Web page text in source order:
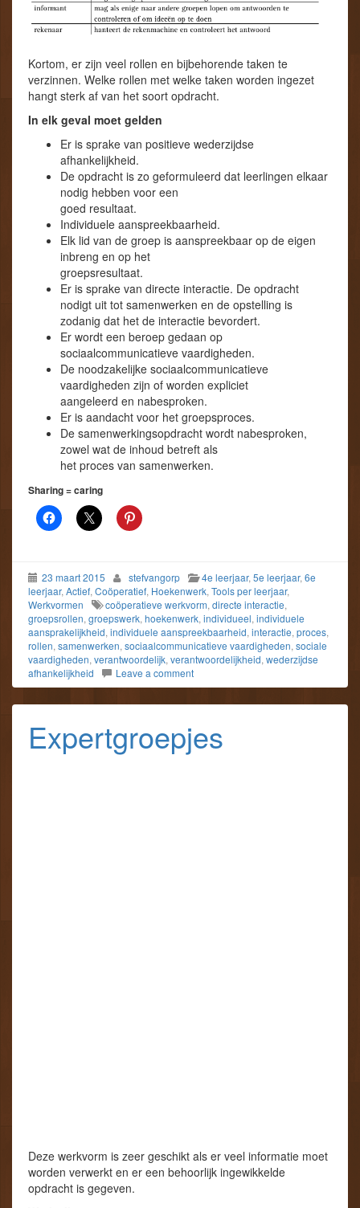
Kortom, er zijn veel rollen en bijbehorende taken te
verzinnen. Welke rollen met welke taken worden ingezet
hangt sterk af van het soort opdracht.
In elk geval moet gelden
Er is sprake van positieve wederzijdse
afhankelijkheid.
De opdracht is zo geformuleerd dat leerlingen elkaar
nodig hebben voor een
goed resultaat.
Individuele aanspreekbaarheid.
Elk lid van de groep is aanspreekbaar op de eigen
inbreng en op het
groepsresultaat.
Er is sprake van directe interactie. De opdracht
nodigt uit tot samenwerken en de opstelling is
zodanig dat het de interactie bevordert.
Er wordt een beroep gedaan op
sociaalcommunicatieve vaardigheden.
De noodzakelijke sociaalcommunicatieve
vaardigheden zijn of worden expliciet
aangeleerd en nabesproken.
Er is aandacht voor het groepsproces.
De samenwerkingsopdracht wordt nabesproken,
zowel wat de inhoud betreft als
het proces van samenwerken.
Sharing = caring
23 maart 2015 stefvangorp 4e leerjaar, 5e leerjaar, 6e
leerjaar, Actief, Coöperatief, Hoekenwerk, Tools per leerjaar,
Werkvormen
coöperatieve werkvorm, directe interactie,
groepsrollen, groepswerk, hoekenwerk, individueel, individuele
aansprakelijkheid, individuele aanspreekbaarheid, interactie, proces,
rollen, samenwerken, sociaalcommunicatieve vaardigheden, sociale
vaardigheden, verantwoordelijk, verantwoordelijkheid, wederzijdse
afhankelijkheid
Leave a comment
Expertgroepjes
Deze werkvorm is zeer geschikt als er veel informatie moet
worden verwerkt en er een behoorlijk ingewikkelde
opdracht is gegeven.